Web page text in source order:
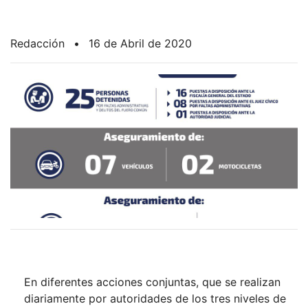
Redacción • 16 de Abril de 2020
En diferentes acciones conjuntas, que se realizan
diariamente por autoridades de los tres niveles de